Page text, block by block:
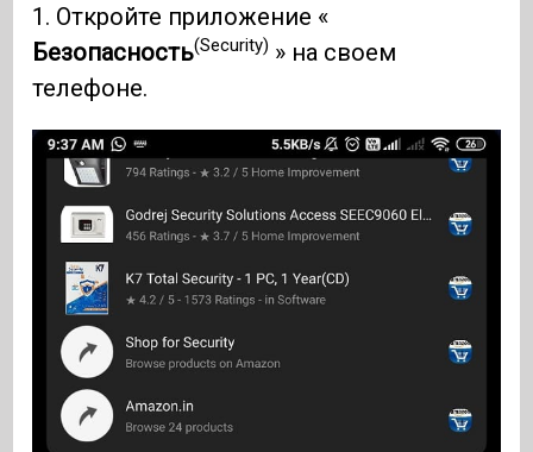
1. Откройте приложение «
Безопасность(Security) » на своем
телефоне.